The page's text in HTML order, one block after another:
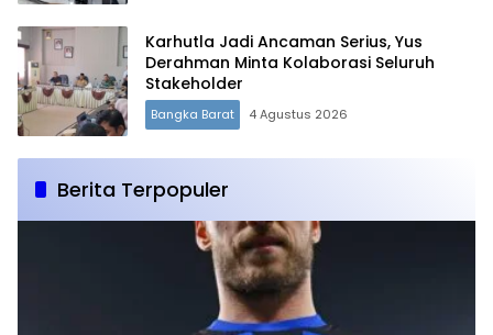
Karhutla Jadi Ancaman Serius, Yus
Derahman Minta Kolaborasi Seluruh
Stakeholder
Bangka Barat 4 Agustus 2026
Berita Terpopuler